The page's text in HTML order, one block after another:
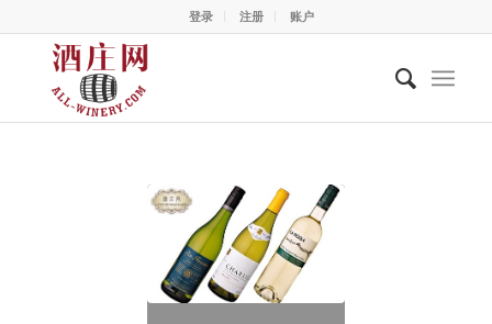
登录 注册 账户